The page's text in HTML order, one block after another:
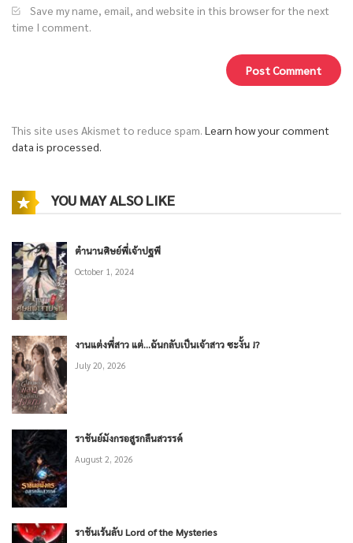
Save my name, email, and website in this browser for the next
time I comment.
This site uses Akismet to reduce spam. Learn how your comment
data is processed.
YOU MAY ALSO LIKE
ตำนานศิษย์พี่เจ้าปฐพี
October 1, 2024
งานแต่งพี่สาว แต่…ฉันกลับเป็นเจ้าสาว ซะงั้น !?
July 20, 2026
ราชันย์มังกรอสูรกลืนสวรรค์
August 2, 2026
ราชันเร้นลับ Lord of the Mysteries